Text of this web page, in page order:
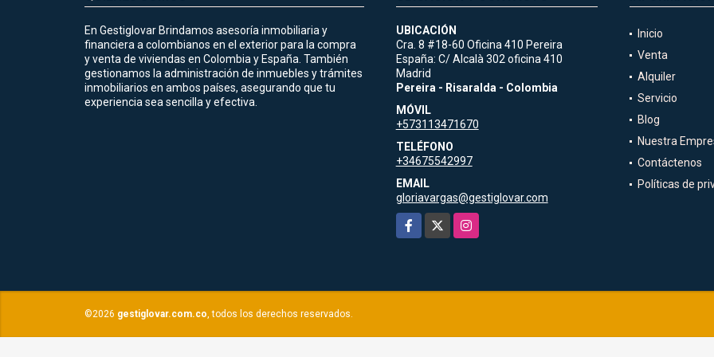
En Gestiglovar Brindamos asesoría inmobiliaria y
financiera a colombianos en el exterior para la compra
y venta de viviendas en Colombia y España. También
gestionamos la administración de inmuebles y trámites
inmobiliarios en ambos países, asegurando que tu
experiencia sea sencilla y efectiva.
UBICACIÓN
Cra. 8 #18-60 Oficina 410 Pereira
España: C/ Alcalà 302 oficina 410
Madrid
Pereira - Risaralda - Colombia
MÓVIL
+573113471670
TELÉFONO
+34675542997
EMAIL
gloriavargas@gestiglovar.com
Facebook
Instagram
Inicio
Venta
Alquiler
Servicio
Blog
Nuestra
Contáctenos
Políticas de
©2026 gestiglovar.com.co, todos los derechos reservados.